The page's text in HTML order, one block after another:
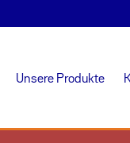
Unsere Produkte